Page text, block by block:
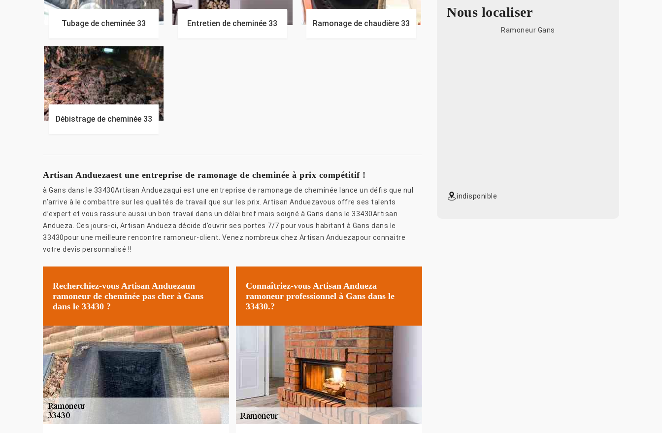
Tubage de cheminée 33 Entretien de cheminée 33 Ramonage de chaudière 33
Débistrage de cheminée 33
Artisan Anduezaest une entreprise de ramonage de cheminée à prix compétitif !
à Gans dans le 33430Artisan Anduezaqui est une entreprise de ramonage de cheminée lance un défis que nul
n’arrive à le combattre sur les qualités de travail que sur les prix. Artisan Anduezavous offre ses talents
d’expert et vous rassure aussi un bon travail dans un délai bref mais soigné à Gans dans le 33430Artisan
Andueza. Ces jours-ci, Artisan Andueza décide d’ouvrir ses portes 7/7 pour vous habitant à Gans dans le
33430pour une meilleure rencontre ramoneur-client. Venez nombreux chez Artisan Anduezapour connaitre
votre devis personnalisé !!
Recherchiez-vous Artisan Anduezaun
ramoneur de cheminée pas cher à Gans
dans le 33430 ?
Connaîtriez-vous Artisan Andueza
ramoneur professionnel à Gans dans le
33430.?
Nous localiser
Ramoneur Gans
indisponible